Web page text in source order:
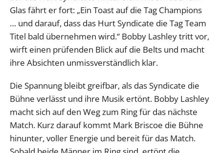
Glas fährt er fort: „Ein Toast auf die Tag Champions
… und darauf, dass das Hurt Syndicate die Tag Team
Titel bald übernehmen wird.“ Bobby Lashley tritt vor,
wirft einen prüfenden Blick auf die Belts und macht
ihre Absichten unmissverständlich klar.
Die Spannung bleibt greifbar, als das Syndicate die
Bühne verlässt und ihre Musik ertönt. Bobby Lashley
macht sich auf den Weg zum Ring für das nächste
Match. Kurz darauf kommt Mark Briscoe die Bühne
hinunter, voller Energie und bereit für das Match.